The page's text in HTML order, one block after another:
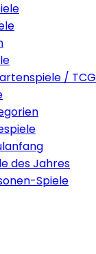
/ TCG
des Jahres
Spiele